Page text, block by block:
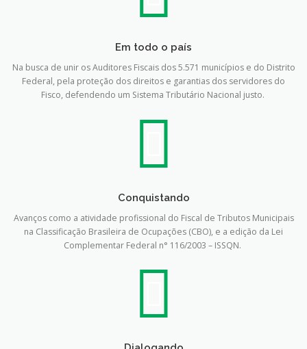
Em todo o país
Na busca de unir os Auditores Fiscais dos 5.571 municípios e do Distrito
Federal, pela proteção dos direitos e garantias dos servidores do
Fisco, defendendo um Sistema Tributário Nacional justo.
Conquistando
Avanços como a atividade profissional do Fiscal de Tributos Municipais
na Classificação Brasileira de Ocupações (CBO), e a edição da Lei
Complementar Federal n° 116/2003 – ISSQN.